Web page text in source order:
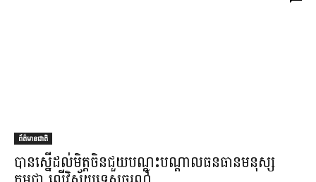
ព័ត៌មានជាតិ
បាន​ស្នើ​ដល់​មិត្ត​ចិន​ជួយ​បណ្ដុះបណ្ដាល​ធនធានមនុស្ស​